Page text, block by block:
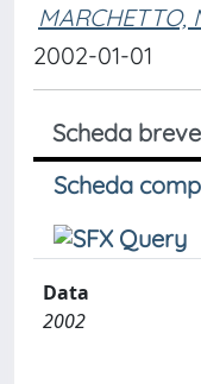
MARCHETTO,
2002-01-01
Scheda breve
Scheda
Data
2002